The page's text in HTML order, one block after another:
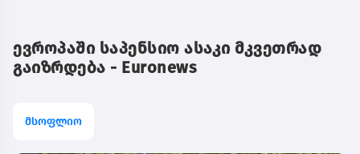
ევროპაში საპენსიო ასაკი მკვეთრად
გაიზრდება - Euronews
მსოფლიო